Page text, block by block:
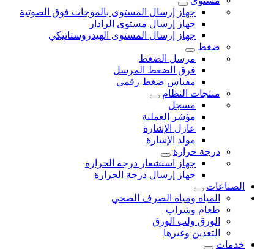
جهاز إرسال المستوى بالموجات فوق الصوتية
جهاز إرسال مستوى الرادار
جهاز إرسال المستوى الهيدروستاتيكي
ضغط
مرسل الضغط
فرق الضغط المرسل
مقياس ضغط رقمي
منتجات النظام
مسجل
مؤشر العملية
عازل الإشارة
مولد الإشارة
درجة حرارة
جهاز استشعار درجة الحرارة
جهاز إرسال درجة الحرارة
الصناعات
المياه ومياه الصرف الصحي
طعام وشراب
الورق ولب الورق
التعدين وغيرها
خدمات